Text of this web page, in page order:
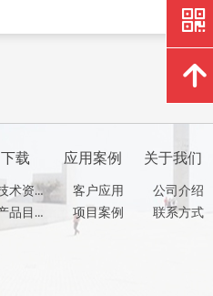
公司介绍
联系方式
客户应用
项目案例
技术资料
产品目录
关于我们
应用案例
下载
낃
녕